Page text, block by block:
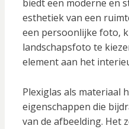
biedt een moderne en
esthetiek van een
een persoonlijke foto,
landschapsfoto te
element aan het
Plexiglas als materiaal
eigenschappen die
van de afbeelding. Het